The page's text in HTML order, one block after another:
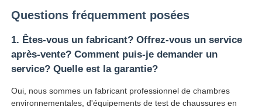
Questions fréquemment posées
1. Êtes-vous un fabricant? Offrez-vous un service
après-vente? Comment puis-je demander un
service? Quelle est la garantie?
Oui, nous sommes un fabricant professionnel de chambres
environnementales, d'équipements de test de chaussures en